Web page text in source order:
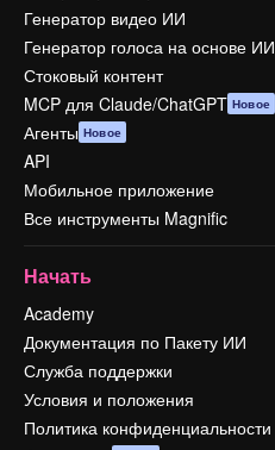
Генератор видео ИИ
Генератор голоса на основе ИИ
Стоковый контент
MCP для Claude/ChatGPT Новое
Агенты Новое
API
Мобильное приложение
Все инструменты Magnific
Начать
Academy
Документация по Пакету ИИ
Служба поддержки
Условия и положения
Политика конфиденциальности